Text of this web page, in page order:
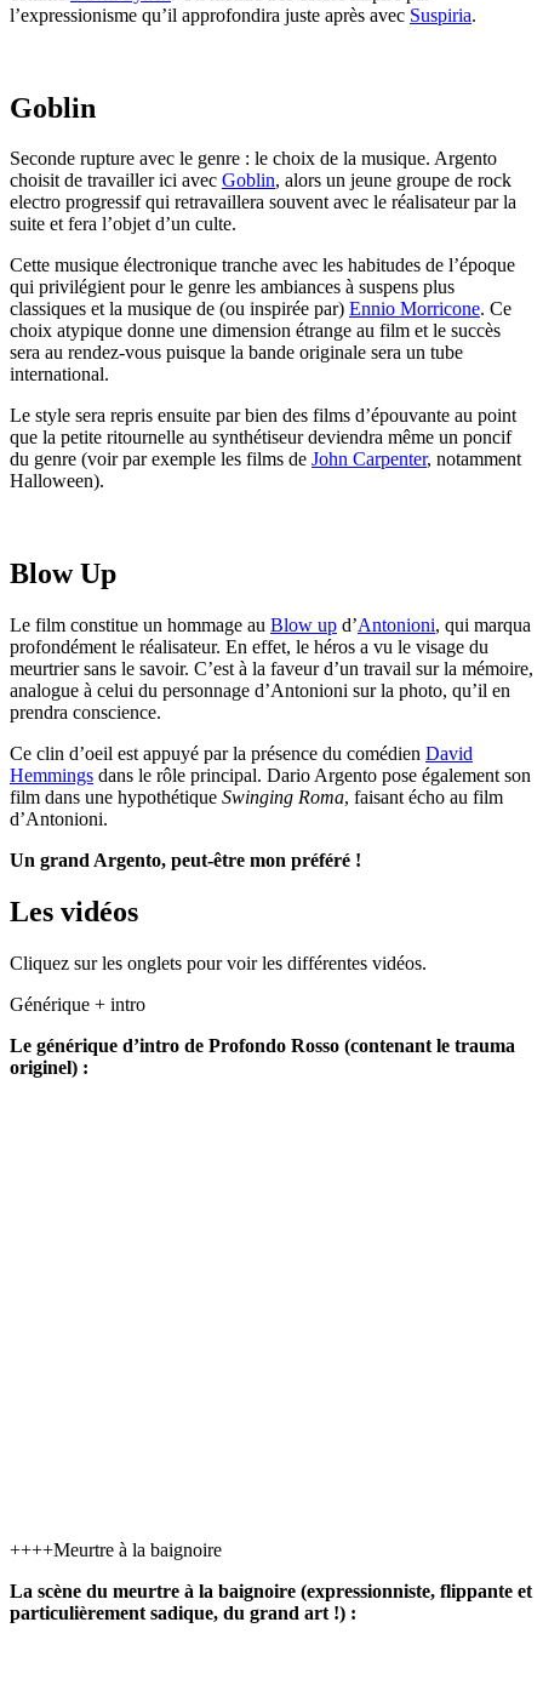
l’expressionisme qu’il approfondira juste après avec Suspiria.
Goblin
Seconde rupture avec le genre : le choix de la musique. Argento
choisit de travailler ici avec Goblin, alors un jeune groupe de rock
electro progressif qui retravaillera souvent avec le réalisateur par la
suite et fera l’objet d’un culte.
Cette musique électronique tranche avec les habitudes de l’époque
qui privilégient pour le genre les ambiances à suspens plus
classiques et la musique de (ou inspirée par) Ennio Morricone. Ce
choix atypique donne une dimension étrange au film et le succès
sera au rendez-vous puisque la bande originale sera un tube
international.
Le style sera repris ensuite par bien des films d’épouvante au point
que la petite ritournelle au synthétiseur deviendra même un poncif
du genre (voir par exemple les films de John Carpenter, notamment
Halloween).
Blow Up
Le film constitue un hommage au Blow up d’Antonioni, qui marqua
profondément le réalisateur. En effet, le héros a vu le visage du
meurtrier sans le savoir. C’est à la faveur d’un travail sur la mémoire,
analogue à celui du personnage d’Antonioni sur la photo, qu’il en
prendra conscience.
Ce clin d’oeil est appuyé par la présence du comédien David
Hemmings dans le rôle principal. Dario Argento pose également son
film dans une hypothétique Swinging Roma, faisant écho au film
d’Antonioni.
Un grand Argento, peut-être mon préféré !
Les vidéos
Cliquez sur les onglets pour voir les différentes vidéos.
Générique + intro
Le générique d’intro de Profondo Rosso (contenant le trauma
originel) :
++++Meurtre à la baignoire
La scène du meurtre à la baignoire (expressionniste, flippante et
particulièrement sadique, du grand art !) :